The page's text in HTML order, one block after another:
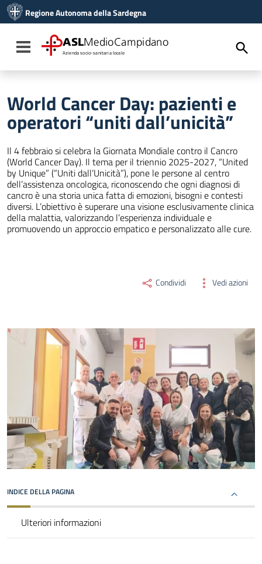
Vai al menu di navigazione
Vai al footer
Regione Autonoma della Sardegna
Toggle navigation
ASLMedioCampidano
Azienda socio-sanitaria locale
World Cancer Day: pazienti e
operatori “uniti dall’unicità”
Il 4 febbraio si celebra la Giornata Mondiale contro il Cancro
(World Cancer Day). Il tema per il triennio 2025-2027, “United
by Unique” (“Uniti dall’Unicità”), pone le persone al centro
dell’assistenza oncologica, riconoscendo che ogni diagnosi di
cancro è una storia unica fatta di emozioni, bisogni e contesti
diversi. L’obiettivo è superare una visione esclusivamente clinica
della malattia, valorizzando l’esperienza individuale e
promuovendo un approccio empatico e personalizzato alle cure.
Condividi Vedi azioni
INDICE DELLA PAGINA
Ulteriori informazioni